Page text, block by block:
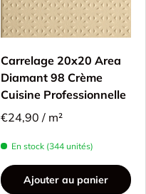
Carrelage 20x20 Area
Diamant 98 Crème
Cuisine Professionnelle
€24,90 / m²
En stock (344 unités)
Ajouter au panier